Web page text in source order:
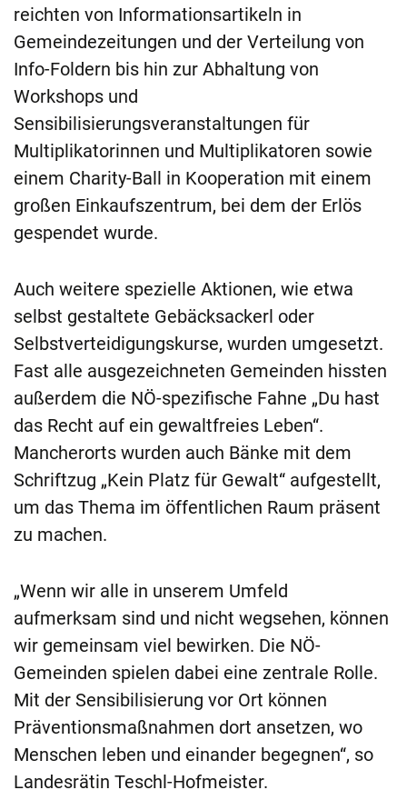
reichten von Informationsartikeln in
Gemeindezeitungen und der Verteilung von
Info-Foldern bis hin zur Abhaltung von
Workshops und
Sensibilisierungsveranstaltungen für
Multiplikatorinnen und Multiplikatoren sowie
einem Charity-Ball in Kooperation mit einem
großen Einkaufszentrum, bei dem der Erlös
gespendet wurde.
Auch weitere spezielle Aktionen, wie etwa
selbst gestaltete Gebäcksackerl oder
Selbstverteidigungskurse, wurden umgesetzt.
Fast alle ausgezeichneten Gemeinden hissten
außerdem die NÖ-spezifische Fahne „Du hast
das Recht auf ein gewaltfreies Leben“.
Mancherorts wurden auch Bänke mit dem
Schriftzug „Kein Platz für Gewalt“ aufgestellt,
um das Thema im öffentlichen Raum präsent
zu machen.
„Wenn wir alle in unserem Umfeld
aufmerksam sind und nicht wegsehen, können
wir gemeinsam viel bewirken. Die NÖ-
Gemeinden spielen dabei eine zentrale Rolle.
Mit der Sensibilisierung vor Ort können
Präventionsmaßnahmen dort ansetzen, wo
Menschen leben und einander begegnen“, so
Landesrätin Teschl-Hofmeister.